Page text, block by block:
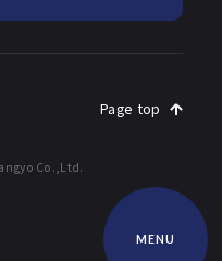
MENU
Co.,Ltd.
Page top